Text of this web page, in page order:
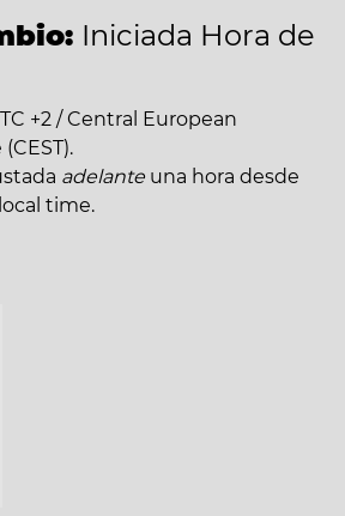
Iniciada Hora de
+2 / Central European
adelante una hora desde
time.